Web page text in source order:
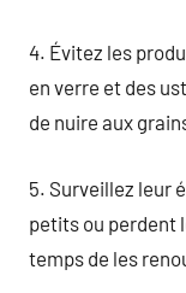
4. Évitez les
en verre et des
de nuire aux
5. Surveillez leur
petits ou perdent
temps de les